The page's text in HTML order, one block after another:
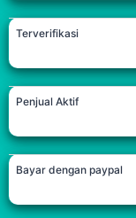
Terverifikasi
Penjual Aktif
Bayar dengan paypal